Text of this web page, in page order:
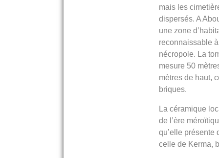
mais les
dispersés. A
une zone
reconnaissable
nécropole. La
mesure 50
mètres de haut,
briques.
La céramique
de l’ère
qu’elle présente
celle de Kerma,